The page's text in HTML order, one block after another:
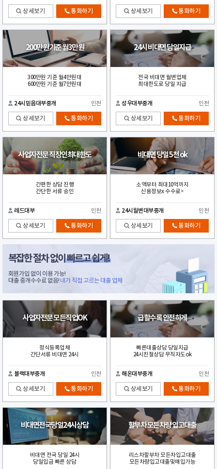
상세보기 통화하기 상세보기 통화하기
200만원 기준 월3만원
300만원 기준 월4만원대
600만원 기준 월7만원대
24시믿음대부중개 인천
상세보기 통화하기
24시 비대면 당일지급
전국 비대면 월변업체
최대한도로 당일 지급
성우대부중개 인천
상세보기 통화하기
사업자전문 직장인최대한도
간편한 상담 진행
간단한 서류 승인
레드대부 인천
상세보기 통화하기
비대면 당일 5천 ok
소액부터 최대10억까지
신용정보x 수수료×
24시월변대부중개 인천
상세보기 통화하기
복잡한 절차 없이빠르고 쉽게!
회원가입 없이 이용 가능!
대출 중개수수료 없음! 내가 직접 고르는 대출 업체
사업자전문 모든직업OK
정식등록업체
간단서류 비대면 24시
블랙대부중개 인천
상세보기 통화하기
급할수록 안전하게
빠른대출상담 당일지급
24시친절상담 무직자도ok
해온대부중개 인천
상세보기 통화하기
비대면전국당일24시상담
비대면 전국 당일 24시
당일입금 빠른 상담
할부차 모든차량 입고대출
리스차할부차 모든차입고대출
모든차량입고대출및매입가능